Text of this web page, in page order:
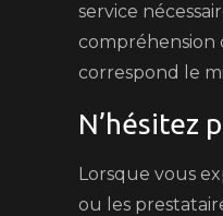
service
compréhension
correspond le
N’hésitez
Lorsque vous
ou les